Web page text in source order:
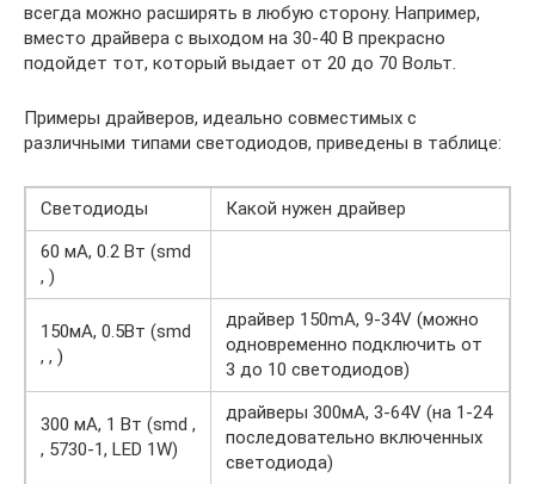
всегда можно расширять в любую сторону. Например,
вместо драйвера с выходом на 30-40 В прекрасно
подойдет тот, который выдает от 20 до 70 Вольт.
Примеры драйверов, идеально совместимых с
различными типами светодиодов, приведены в таблице:
Светодиоды
Какой нужен драйвер
60 мА, 0.2 Вт (smd
, )
150мА, 0.5Вт (smd
, , )
драйвер 150mA, 9-34V (можно
одновременно подключить от
3 до 10 светодиодов)
300 мА, 1 Вт (smd ,
, 5730-1, LED 1W)
драйверы 300мА, 3-64V (на 1-24
последовательно включенных
светодиода)